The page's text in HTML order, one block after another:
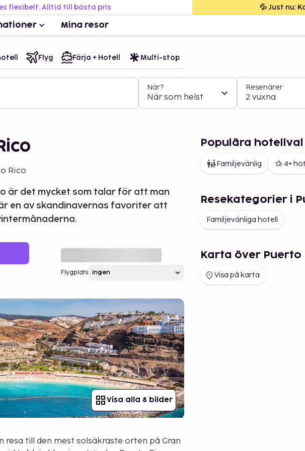
flexibelt. Alltid till bästa pris 💦 Just nu:
Mina resor
Flyg Färja + Hotell Multi-stop
När?
När som helst
Resenärer
2 vuxna
Rico
är det mycket som talar för att man
en av skandinavernas favoriter att
Flygplats
Visa alla 8 bilder
resa till den mest solsäkraste orten på Gran
Populära hotellval
Familjevänlig 4+
Resekategorier i
Familjevänliga hotell
Karta över Puerto
Visa på karta